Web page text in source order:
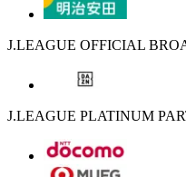
J.LEAGUE OFFICIAL
J.LEAGUE PLATINUM